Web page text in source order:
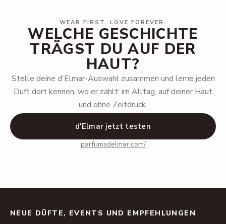
WEAR FIRST. LOVE FOREVER.
WELCHE GESCHICHTE
TRÄGST DU AUF DER
HAUT?
Stelle deine d'Elmar-Auswahl zusammen und lerne jeden
Duft dort kennen, wo er zählt: im Alltag, auf deiner Haut
und ohne Zeitdruck.
d'Elmar jetzt testen
parfumsdelmar.com/
NEUE DÜFTE, EVENTS UND EMPFEHLUNGEN